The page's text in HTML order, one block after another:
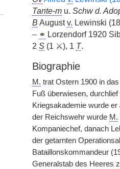
Tante-mu. Schw d.
B Augustv. Lewinski
– ⚭ Lorzendorf 1920
2 S(1 ⚔), 1 T.
Biographie
M. trat Ostern 1900 in
Fuß überwiesen,
Kriegsakademie wurde
der Reichswehr wurde M.
Kompaniechef, danach
der getarnten
Bataillonskommandeur
Generalstab des Heeres